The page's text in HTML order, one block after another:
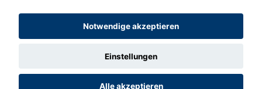
Notwendige akzeptieren
Einstellungen
Alle akzeptieren